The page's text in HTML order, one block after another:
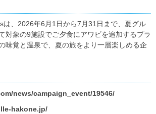
は、2026年6月1日から7月31日まで、夏グル
対象の9施設でご夕食にアワビを追加するプラ
味覚と温泉で、夏の旅をより一層楽しめる企
news/campaign_event/19546/
hakone.jp/